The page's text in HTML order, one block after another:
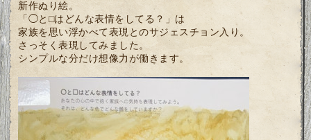
新作ぬり絵。
「◯と⬜︎はどんな表情をしてる？」は
家族を思い浮かべて表現とのサジェスチョン入り。
さっそく表現してみました。
シンプルな分だけ想像力が働きます。